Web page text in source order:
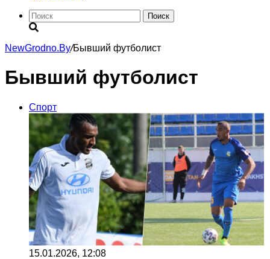
Поиск
NewGrodno.By/Бывший футболист
Бывший футболист
Cпорт
15.01.2026, 12:08